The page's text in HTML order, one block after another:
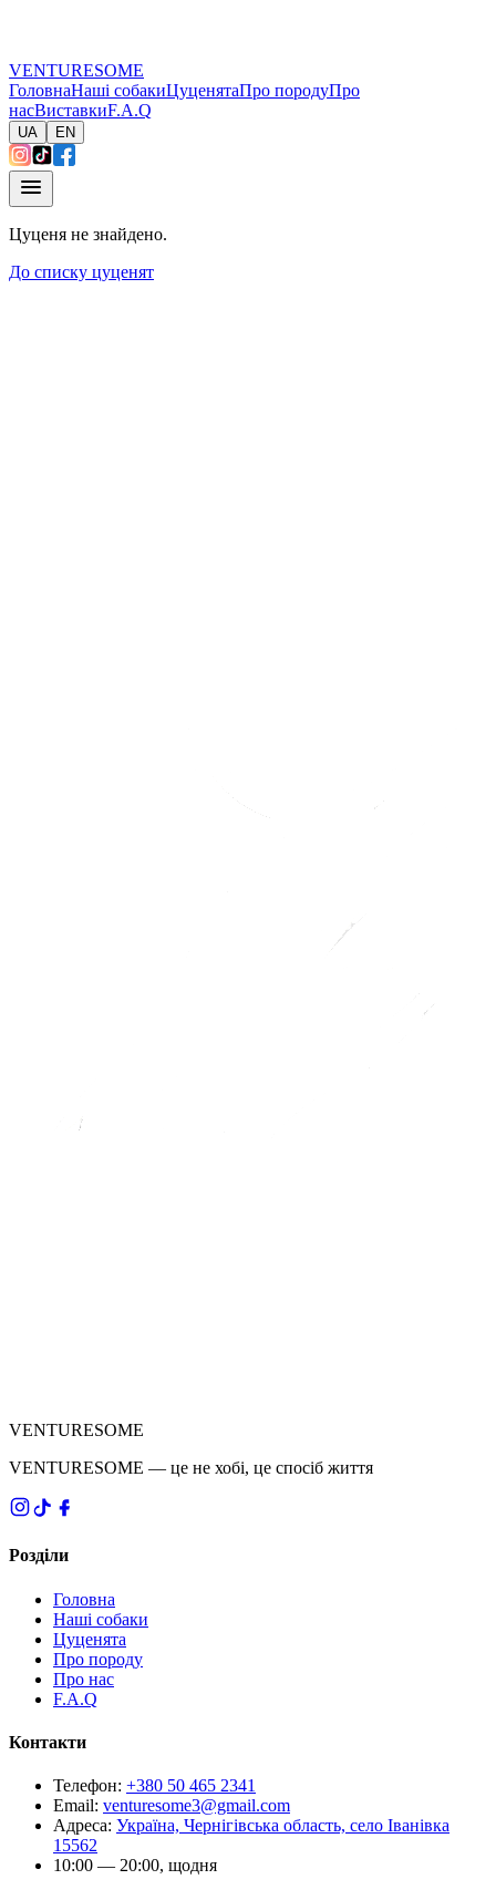
VENTURESOME
ГоловнаНаші собакиЦуценятаПро породуПро
насВиставкиF.A.Q
UA EN
Цуценя не знайдено.
До списку цуценят
VENTURESOME
VENTURESOME — це не хобі, це спосіб життя
Розділи
Головна
Наші собаки
Цуценята
Про породу
Про нас
F.A.Q
Контакти
Телефон: +380 50 465 2341
Email: venturesome3@gmail.com
Адреса: Україна, Чернігівська область, село Іванівка
15562
10:00 — 20:00, щодня